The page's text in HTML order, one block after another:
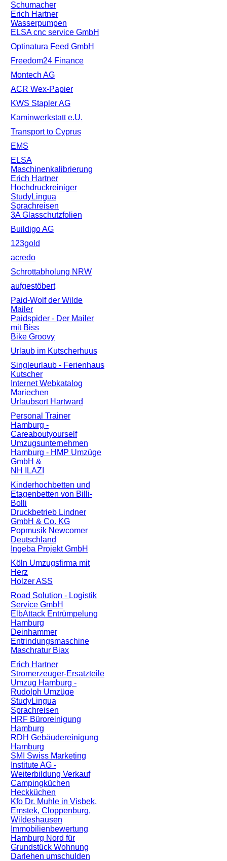
Schumacher
Erich Hartner
Wasserpumpen
ELSA cnc service GmbH
Optinatura Feed GmbH
Freedom24 Finance
Montech AG
ACR Wex-Papier
KWS Stapler AG
Kaminwerkstatt e.U.
Transport to Cyprus
EMS
ELSA
Maschinenkalibrierung
Erich Hartner
Hochdruckreiniger
StudyLingua
Sprachreisen
3A Glasschutzfolien
Buildigo AG
123gold
acredo
Schrottabholung NRW
aufgestöbert
Paid-Wolf der Wilde
Mailer
Paidspider - Der Mailer
mit Biss
Bike Groovy
Urlaub im Kutscherhuus
Singleurlaub - Ferienhaus
Kutscher
Internet Webkatalog
Mariechen
Urlaubsort Hartward
Personal Trainer
Hamburg -
Careaboutyourself
Umzugsunternehmen
Hamburg - HMP Umzüge
GmbH &
NH ILAZI
Kinderhochbetten und
Etagenbetten von Billi-
Bolli
Druckbetrieb Lindner
GmbH & Co. KG
Popmusik Newcomer
Deutschland
Ingeba Projekt GmbH
Köln Umzugsfirma mit
Herz
Holzer ASS
Road Solution - Logistik
Service GmbH
ElbAttack Entrümpelung
Hamburg
Deinhammer
Entrindungsmaschine
Maschratur Biax
Erich Hartner
Stromerzeuger-Ersatzteile
Umzug Hamburg -
Rudolph Umzüge
StudyLingua
Sprachreisen
HRF Büroreinigung
Hamburg
RDH Gebäudereinigung
Hamburg
SMI Swiss Marketing
Institute AG -
Weiterbildung Verkauf
Campingküchen
Heckküchen
Kfo Dr. Muhle in Visbek,
Emstek, Cloppenburg,
Wildeshausen
Immobilienbewertung
Hamburg Nord für
Grundstück Wohnung
Darlehen umschulden